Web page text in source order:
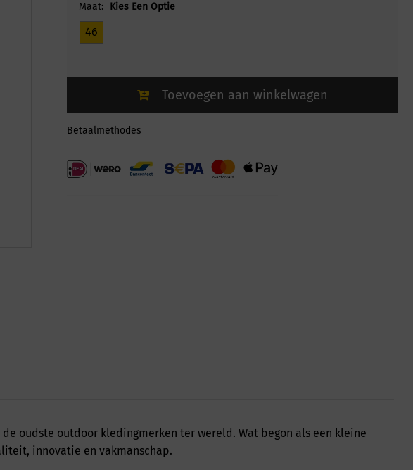
Maat: Kies Een Optie
46
Toevoegen aan winkelwagen
Betaalmethodes
oudste outdoor kledingmerken ter wereld. Wat begon als een kleine
innovatie en vakmanschap.